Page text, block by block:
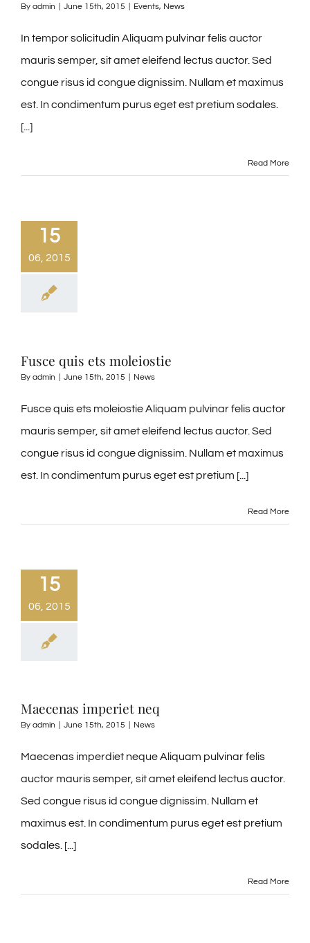
By admin June 15th, 2015 Events, News
In tempor solicitudin Aliquam pulvinar felis auctor
mauris semper, sit amet eleifend lectus auctor. Sed
congue risus id congue dignissim. Nullam et maximus
est. In condimentum purus eget est pretium sodales.
[...]
Read More
15
06, 2015
Fusce quis ets moleiostie
By admin June 15th, 2015 News
Fusce quis ets moleiostie Aliquam pulvinar felis auctor
mauris semper, sit amet eleifend lectus auctor. Sed
congue risus id congue dignissim. Nullam et maximus
est. In condimentum purus eget est pretium [...]
Read More
15
06, 2015
Maecenas imperiet neq
By admin June 15th, 2015 News
Maecenas imperdiet neque Aliquam pulvinar felis
auctor mauris semper, sit amet eleifend lectus auctor.
Sed congue risus id congue dignissim. Nullam et
maximus est. In condimentum purus eget est pretium
sodales. [...]
Read More